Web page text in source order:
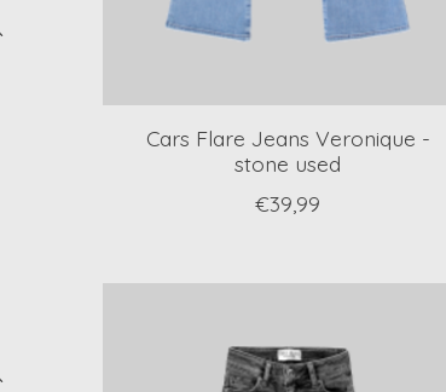
Cars Flare Jeans Veronique -
stone used
€39,99